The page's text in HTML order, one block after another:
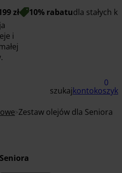
zł 10% rabatudla stałych
i
szukajkonto
0
koszyk
Zestaw olejów dla Seniora